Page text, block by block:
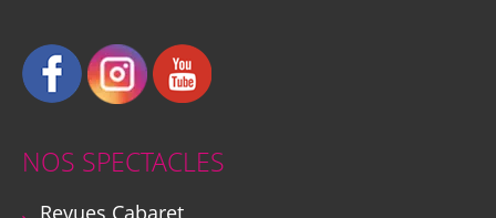
NOS SPECTACLES
Revues Cabaret